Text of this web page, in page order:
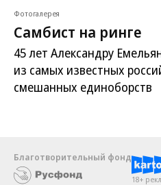
Фотогалерея
Самбист на ринге
45 лет Александру
из самых известных
смешанных единоборств
Благотворительный фонд
18+